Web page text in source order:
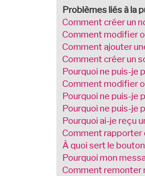
Problèmes liés à la
Comment créer un
Comment modifier
Comment ajouter
Comment créer un
Pourquoi ne puis-je
Comment modifier
Pourquoi ne puis-je
Pourquoi ne puis-je
Pourquoi ai-je reçu
Comment rapporter
À quoi sert le
Pourquoi mon
Comment remonter